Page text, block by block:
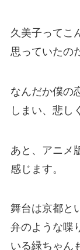
久美子ってこ
思っていたの
なんだか僕の
しまい、悲し
あと、アニメ
感じます。
舞台は京都と
弁のような喋
いる緑ちゃん